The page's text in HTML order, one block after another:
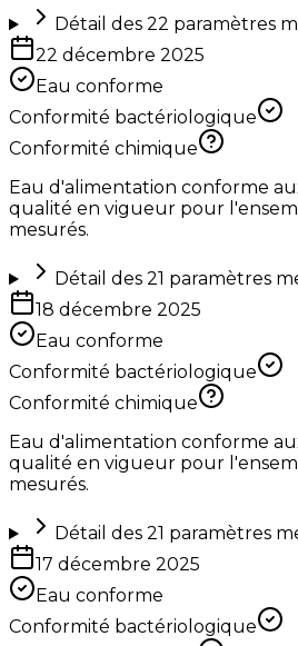
Détail des 22 paramètres
22 décembre 2025
Eau conforme
Conformité bactériologique
Conformité chimique
Eau d'alimentation conforme
qualité en vigueur pour
mesurés.
Détail des 21 paramètres
18 décembre 2025
Eau conforme
Conformité bactériologique
Conformité chimique
Eau d'alimentation conforme
qualité en vigueur pour
mesurés.
Détail des 21 paramètres
17 décembre 2025
Eau conforme
Conformité bactériologique